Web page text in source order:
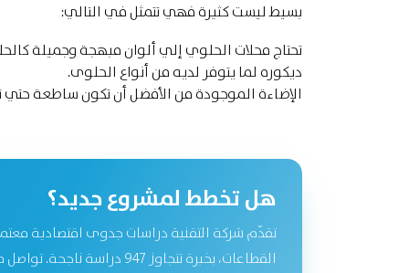
بسيط ليست كثيرة فهي تتمثل في التالي:
تحتاج محلات الحلوي إلي ألوان مبهجة وجميلة
ديكوره لما يتوفر لديه من أنواع الحلوى.
الإضاءة الموجودة من الأفضل أن تكون ساطعة حتي
هل تخطط لمشروع جديد؟
تقدّم شركة التقنية دراسات جدوى اقتصادية
القطاعات، بخبرة تتجاوز 947